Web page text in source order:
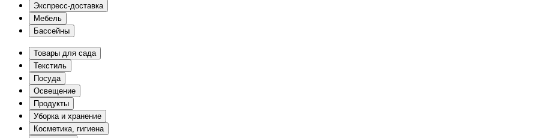
Экспресс-доставка
Мебель
Бассейны
Товары для сада
Текстиль
Посуда
Освещение
Продукты
Уборка и хранение
Косметика, гигиена